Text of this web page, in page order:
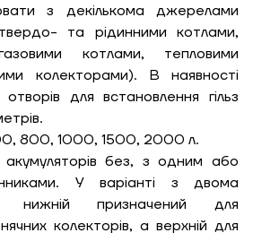
з декількома джерелами
та рідинними котлами,
котлами, тепловими
колекторами). В наявності
отворів для встановлення гільз
800, 1000, 1500, 2000 л.
акумуляторів без, з одним або
У варіанті з двома
нижній призначений для
колекторів, а верхній для